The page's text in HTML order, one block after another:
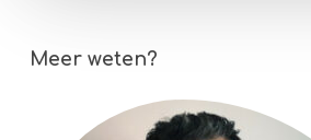
Meer weten?